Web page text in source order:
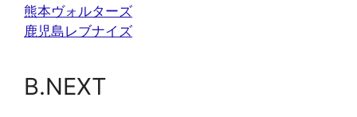
熊本ヴォルターズ
鹿児島レブナイズ
B.NEXT